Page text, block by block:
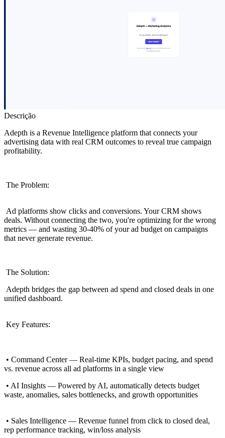
Descrição
Adepth is a Revenue Intelligence platform that connects your
advertising data with real CRM outcomes to reveal true campaign
profitability.
The Problem:
Ad platforms show clicks and conversions. Your CRM shows
deals. Without connecting the two, you're optimizing for the wrong
metrics — and wasting 30-40% of your ad budget on campaigns
that never generate revenue.
The Solution:
Adepth bridges the gap between ad spend and closed deals in one
unified dashboard.
Key Features:
• Command Center — Real-time KPIs, budget pacing, and spend
vs. revenue across all ad platforms in a single view
• AI Insights — Powered by AI, automatically detects budget
waste, anomalies, sales bottlenecks, and growth opportunities
• Sales Intelligence — Revenue funnel from click to closed deal,
rep performance tracking, win/loss analysis